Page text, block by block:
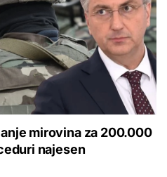
mirovina za 200.000
najesen